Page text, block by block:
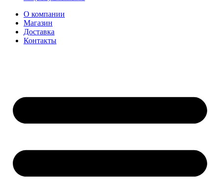
О компании
Магазин
Доставка
Контакты